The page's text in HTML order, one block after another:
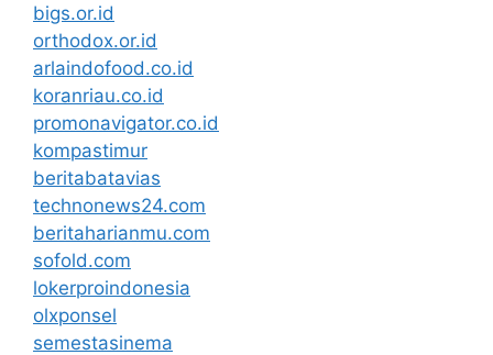
bigs.or.id
orthodox.or.id
arlaindofood.co.id
koranriau.co.id
promonavigator.co.id
kompastimur
beritabatavias
technonews24.com
beritaharianmu.com
sofold.com
lokerproindonesia
olxponsel
semestasinema